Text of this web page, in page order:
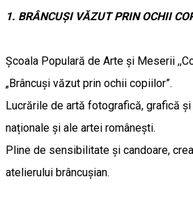
1. BRÂNCUȘI VĂZUT PRIN OCHII
Școala Populară de Arte și Meserii
„Brâncuși văzut prin ochii copiilor”.
Lucrările de artă fotografică, grafică
naționale și ale artei românești.
Pline de sensibilitate și candoare,
atelierului brâncușian.